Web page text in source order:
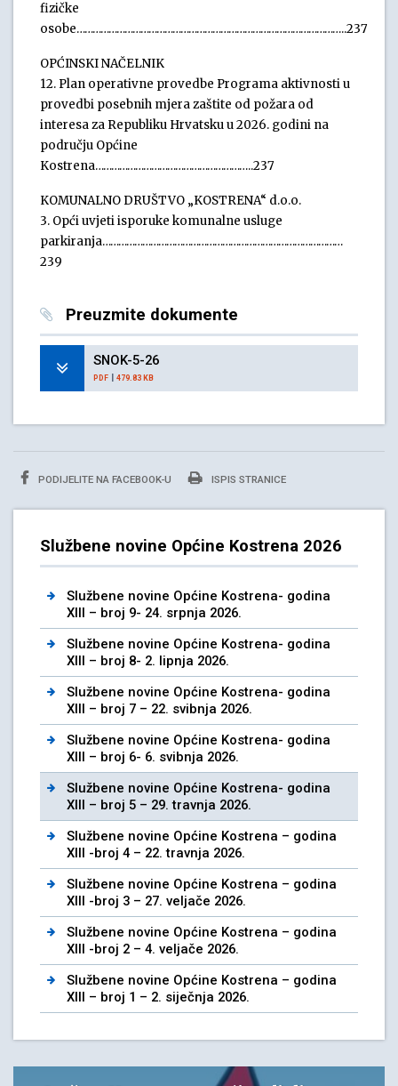
fizičke
osobe………………………………………………………………………………………..237
OPĆINSKI NAČELNIK
12. Plan operativne provedbe Programa aktivnosti u
provedbi posebnih mjera zaštite od požara od
interesa za Republiku Hrvatsku u 2026. godini na
području Općine
Kostrena…………………………………………………..237
KOMUNALNO DRUŠTVO „KOSTRENA“ d.o.o.
3. Opći uvjeti isporuke komunalne usluge
parkiranja………………………………………………………………………………
239
Preuzmite dokumente
SNOK-5-26
PDF | 479.83 KB
PODIJELITE NA FACEBOOK-U ISPIS STRANICE
Službene novine Općine Kostrena 2026
Službene novine Općine Kostrena- godina
XIII – broj 9- 24. srpnja 2026.
Službene novine Općine Kostrena- godina
XIII – broj 8- 2. lipnja 2026.
Službene novine Općine Kostrena- godina
XIII – broj 7 – 22. svibnja 2026.
Službene novine Općine Kostrena- godina
XIII – broj 6- 6. svibnja 2026.
Službene novine Općine Kostrena- godina
XIII – broj 5 – 29. travnja 2026.
Službene novine Općine Kostrena – godina
XIII -broj 4 – 22. travnja 2026.
Službene novine Općine Kostrena – godina
XIII -broj 3 – 27. veljače 2026.
Službene novine Općine Kostrena – godina
XIII -broj 2 – 4. veljače 2026.
Službene novine Općine Kostrena – godina
XIII – broj 1 – 2. siječnja 2026.